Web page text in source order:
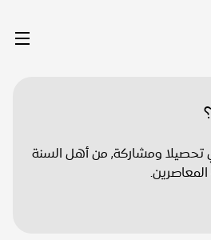
تحصيلا ومشاركة, من أهل السنة